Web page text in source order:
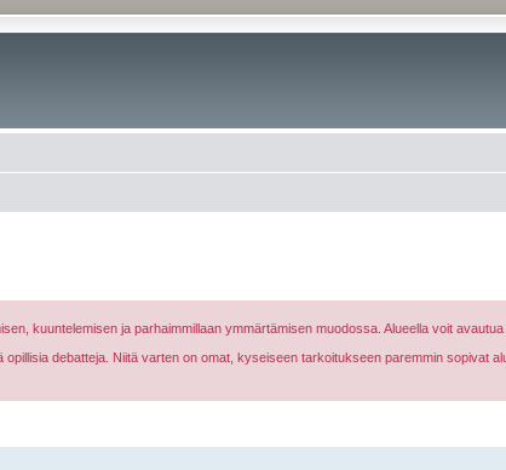
kuuntelemisen ja parhaimmillaan ymmärtämisen muodossa. Alueella voit
debatteja. Niitä varten on omat, kyseiseen tarkoitukseen paremmin sopivat